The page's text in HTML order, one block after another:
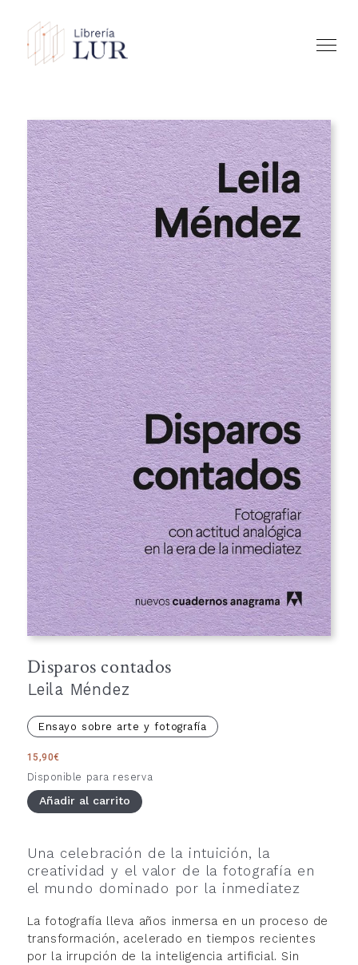
Disparos contados
Leila Méndez
Ensayo sobre arte y fotografía
15,90€
Disponible para reserva
Añadir al carrito
Una celebración de la intuición, la
creatividad y el valor de la fotografía en
el mundo dominado por la inmediatez
La fotografía lleva años inmersa en un proceso de
transformación, acelerado en tiempos recientes
por la irrupción de la inteligencia artificial. Sin